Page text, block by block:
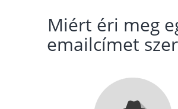
Miért éri meg
emailcímet